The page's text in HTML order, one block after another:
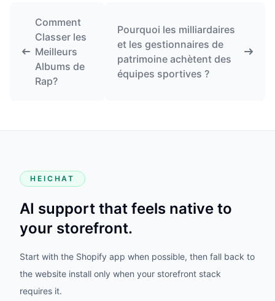
Comment
Classer les
Meilleurs
Albums de
Rap?
Pourquoi les milliardaires
et les gestionnaires de
patrimoine achètent des
équipes sportives ?
HEICHAT
AI support that feels native to
your storefront.
Start with the Shopify app when possible, then fall back to
the website install only when your storefront stack
requires it.